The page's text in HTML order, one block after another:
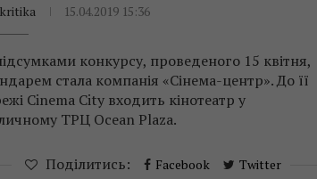
15.04.2019 15:36
конкурсу, проведеного 15 квітня,
стала компанія «Сінема-центр». До її
Cinema City входить кінотеатр у
ТРЦ Ocean Plaza.
Поділитись: Facebook Twitter